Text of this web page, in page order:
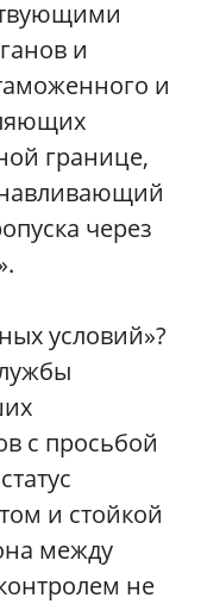
и
и
границе,
через
условий»?
с просьбой
и стойкой
между
не